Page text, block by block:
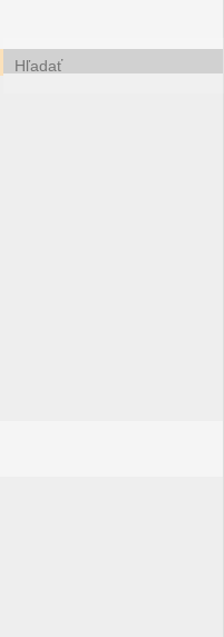
Search for: